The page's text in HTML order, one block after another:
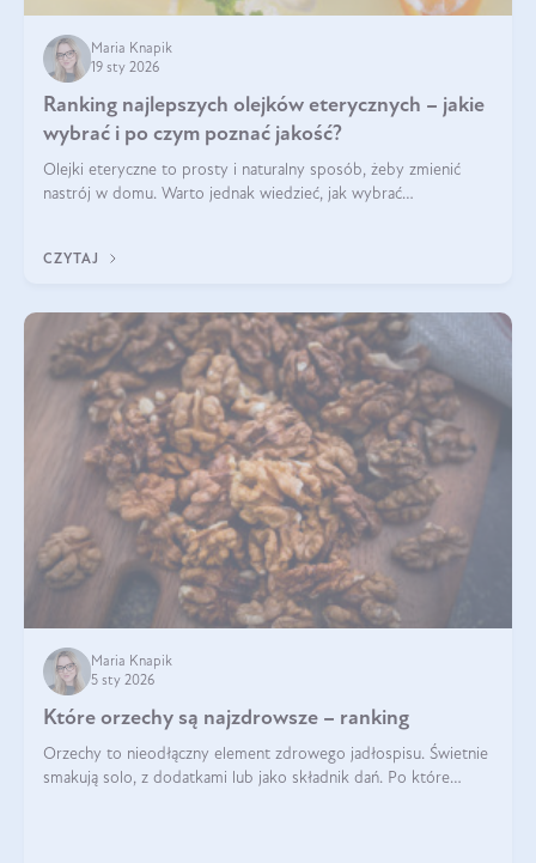
Maria Knapik
19 sty 2026
Ranking najlepszych olejków eterycznych – jakie
wybrać i po czym poznać jakość?
Olejki eteryczne to prosty i naturalny sposób, żeby zmienić
nastrój w domu. Warto jednak wiedzieć, jak wybrać
kryteria wyboru!
CZYTAJ
Maria Knapik
5 sty 2026
Które orzechy są najzdrowsze – ranking
Orzechy to nieodłączny element zdrowego jadłospisu. Świetnie
smakują solo, z dodatkami lub jako składnik dań. Po które